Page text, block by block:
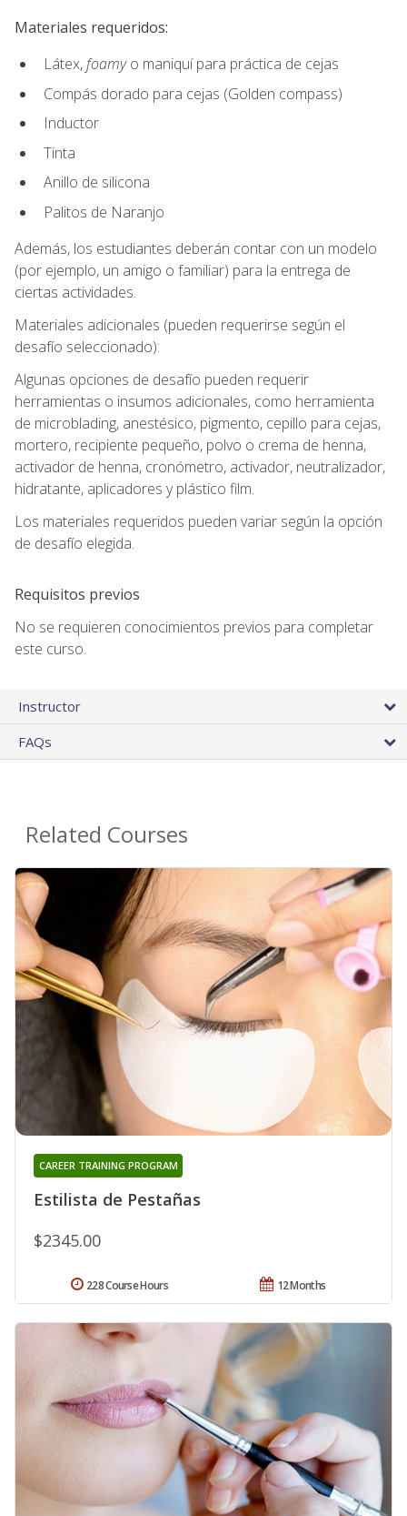
Materiales requeridos:
Látex,foamyo maniquí para práctica de cejas
Compás dorado para cejas (Golden compass)
Inductor
Tinta
Anillo de silicona
Palitos de Naranjo
Además, los estudiantes deberán contar con un modelo
(por ejemplo, un amigo o familiar) para la entrega de
ciertas actividades.
Materiales adicionales (pueden requerirse según el
desafío seleccionado):
Algunas opciones de desafío pueden requerir
herramientas o insumos adicionales, como herramienta
de microblading, anestésico, pigmento, cepillo para cejas,
mortero, recipiente pequeño, polvo o crema de henna,
activador de henna, cronómetro, activador, neutralizador,
hidratante, aplicadores y plástico film.
Los materiales requeridos pueden variar según la opción
de desafío elegida.
Requisitos previos
No se requieren conocimientos previos para completar
este curso.
Instructor
FAQs
Related Courses
Estilista de Pestañas
CAREER TRAINING PROGRAM
$2345.00
12 Months
228 Course Hours